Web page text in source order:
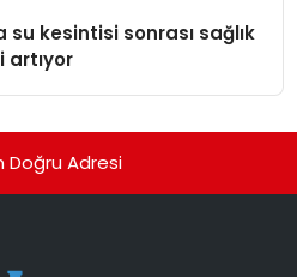
su kesintisi sonrası sağlık
artıyor
Doğru Adresi